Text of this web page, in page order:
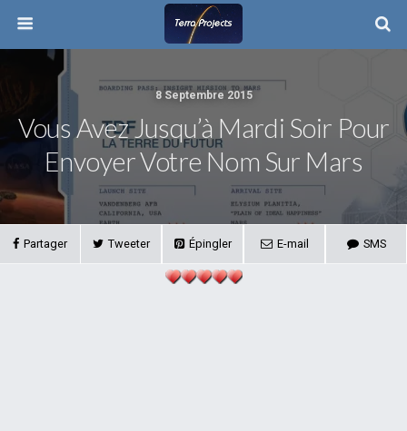
8 Septembre 2015
Vous Avez Jusqu’à Mardi Soir Pour
Envoyer Votre Nom Sur Mars
Partager Tweeter Épingler E-mail SMS